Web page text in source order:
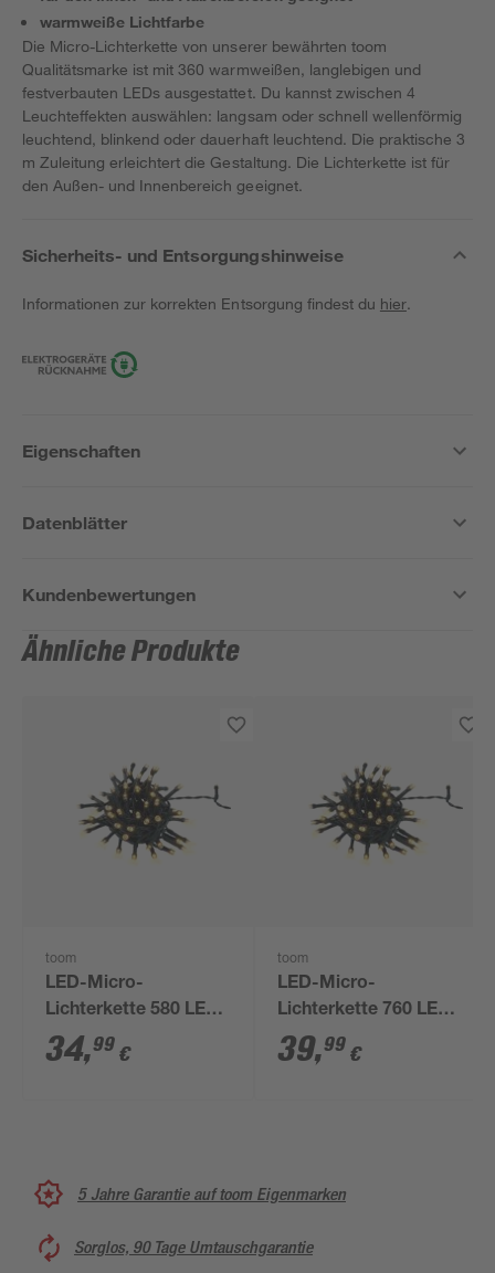
warmweiße Lichtfarbe
Die Micro-Lichterkette von unserer bewährten toom
Qualitätsmarke ist mit 360 warmweißen, langlebigen und
festverbauten LEDs ausgestattet. Du kannst zwischen 4
Leuchteffekten auswählen: langsam oder schnell wellenförmig
leuchtend, blinkend oder dauerhaft leuchtend. Die praktische 3
m Zuleitung erleichtert die Gestaltung. Die Lichterkette ist für
den Außen- und Innenbereich geeignet.
Sicherheits- und Entsorgungshinweise
Informationen zur korrekten Entsorgung findest du hier.
Eigenschaften
Datenblätter
Kundenbewertungen
Ähnliche Produkte
toom
LED-Micro-
Lichterkette 580 LEDs
warmweiß 1450 cm
34,99 €
toom
LED-Micro-
Lichterkette 760 LEDs
warmweiß 1900 cm
39,99 €
5 Jahre Garantie auf toom Eigenmarken
Sorglos, 90 Tage Umtauschgarantie